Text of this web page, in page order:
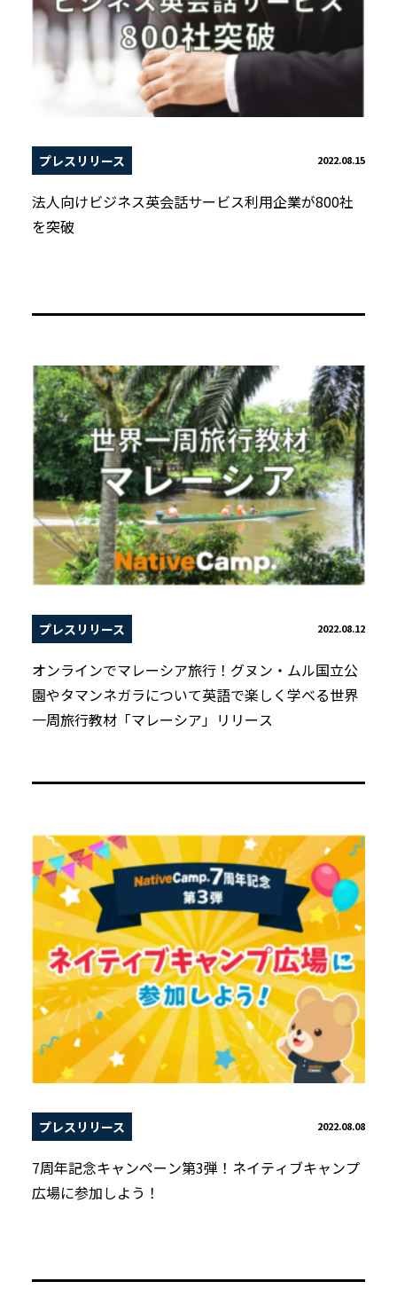
プレスリリース 2022.08.15
法人向けビジネス英会話サービス利用企業が800社
を突破
プレスリリース 2022.08.12
オンラインでマレーシア旅行！グヌン・ムル国立公
園やタマンネガラについて英語で楽しく学べる世界
一周旅行教材「マレーシア」リリース
プレスリリース 2022.08.08
7周年記念キャンペーン第3弾！ネイティブキャンプ
広場に参加しよう！